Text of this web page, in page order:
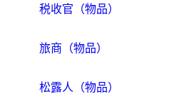
税收官（物品）
旅商（物品）
松露人（物品）